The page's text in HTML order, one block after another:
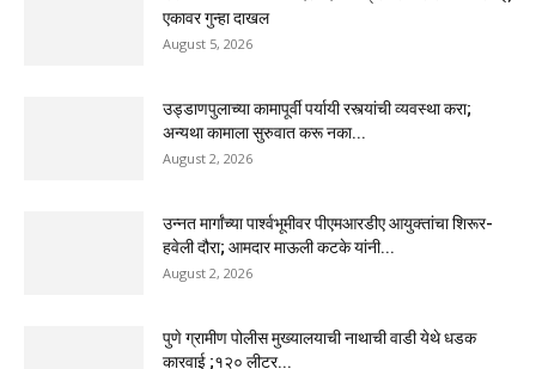
एकावर गुन्हा दाखल
August 5, 2026
उड्डाणपुलाच्या कामापूर्वी पर्यायी रस्त्यांची व्यवस्था करा;
अन्यथा कामाला सुरुवात करू नका...
August 2, 2026
उन्नत मार्गांच्या पार्श्वभूमीवर पीएमआरडीए आयुक्तांचा शिरूर-
हवेली दौरा; आमदार माऊली कटके यांनी...
August 2, 2026
पुणे ग्रामीण पोलीस मुख्यालयाची नाथाची वाडी येथे धडक
कारवाई ;१२० लीटर...